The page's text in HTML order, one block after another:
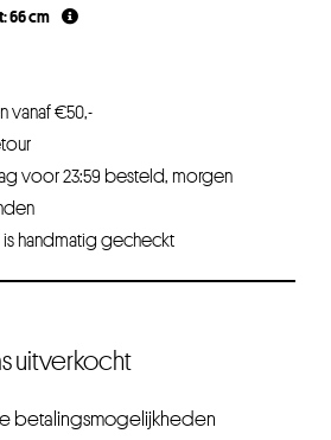
66 cm
vanaf €50,-
voor 23:59 besteld, morgen
handmatig gecheckt
uitverkocht
betalingsmogelijkheden